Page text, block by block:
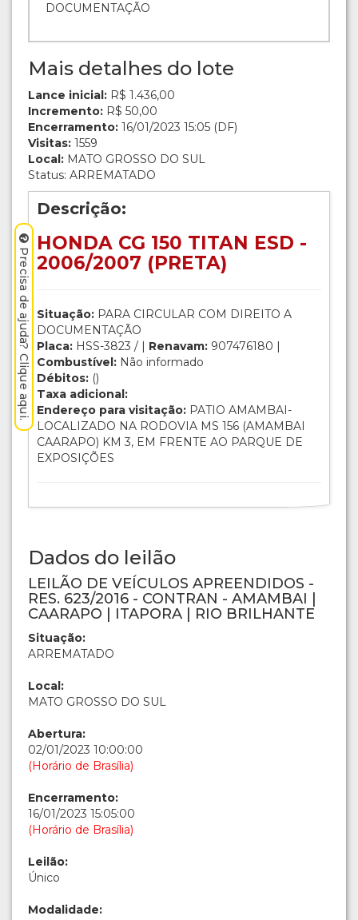
DOCUMENTAÇÃO
Mais detalhes do lote
Lance inicial: R$ 1.436,00
Incremento: R$ 50,00
Encerramento: 16/01/2023 15:05 (DF)
Visitas: 1559
Local: MATO GROSSO DO SUL
Status: ARREMATADO
Descrição:
HONDA CG 150 TITAN ESD -
2006/2007 (PRETA)
Situação: PARA CIRCULAR COM DIREITO A
DOCUMENTAÇÃO
Placa: HSS-3823 / | Renavam: 907476180 |
Combustível: Não informado
Débitos: ()
Taxa adicional:
Endereço para visitação: PATIO AMAMBAI-
LOCALIZADO NA RODOVIA MS 156 (AMAMBAI
CAARAPO) KM 3, EM FRENTE AO PARQUE DE
EXPOSIÇÕES
Dados do leilão
LEILÃO DE VEÍCULOS APREENDIDOS -
RES. 623/2016 - CONTRAN - AMAMBAI |
CAARAPO | ITAPORA | RIO BRILHANTE
Situação:
ARREMATADO
Local:
MATO GROSSO DO SUL
Abertura:
02/01/2023 10:00:00
(Horário de Brasília)
Encerramento:
16/01/2023 15:05:00
(Horário de Brasília)
Leilão:
Único
Modalidade:
Precisa de ajuda? Clique aqui.